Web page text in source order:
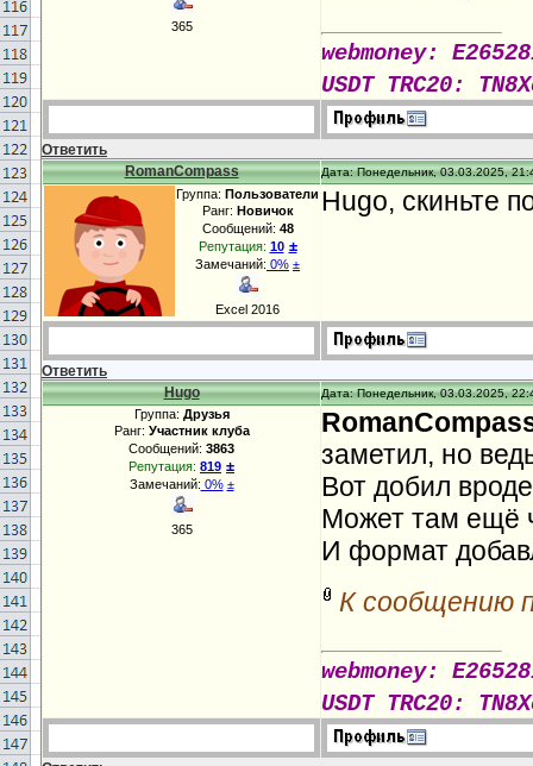
365
webmoney:
USDT TRC20:
Ответить
RomanCompass
Дата: Понедельник, 03.03.2025,
Группа: Пользователи
Ранг: Новичок
Сообщений: 48
Репутация: 10 ±
Замечаний: 0% ±
Excel 2016
Hugo, скиньте
Ответить
Hugo
Дата: Понедельник, 03.03.2025,
Группа: Друзья
Ранг: Участник клуба
Сообщений: 3863
Репутация: 819 ±
Замечаний: 0% ±
365
заметил, но
Вот добил
Может там ещё
И формат
К сообщению
webmoney:
USDT TRC20: